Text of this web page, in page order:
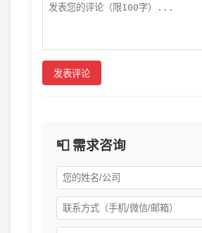
发表评论
📮 需求咨询